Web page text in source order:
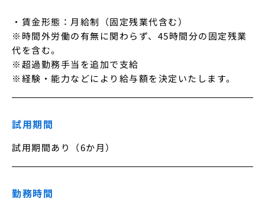
・賃金形態：月給制（固定残業代含む）
※時間外労働の有無に関わらず、45時間分の固定残業
代を含む。
※超過勤務手当を追加で支給
※経験・能力などにより給与額を決定いたします。
試用期間
試用期間あり（6か月）
勤務時間